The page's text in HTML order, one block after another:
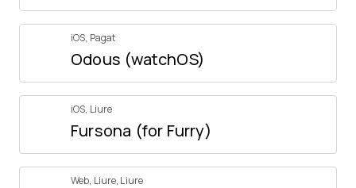
iOS, Pagat
Odous (watchOS)
iOS, Liure
Fursona (for Furry)
Web, Liure, Liure